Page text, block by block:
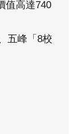
值高達740
五峰「8校